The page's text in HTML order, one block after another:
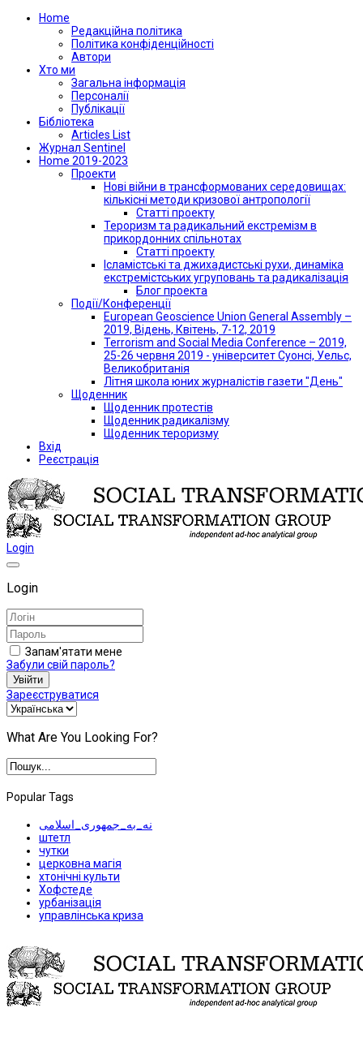
Home
Редакційна політика
Політика конфіденційності
Автори
Хто ми
Загальна інформація
Персоналії
Публікації
Бібліотека
Articles List
Журнал Sentinel
Home 2019-2023
Проекти
Нові війни в трансформованих середовищах:
кількісні методи кризової антропології
Статті проекту
Тероризм та радикальний екстремізм в
прикордонних спільнотах
Статті проекту
Ісламістські та джихадистські рухи, динаміка
екстремістських угруповань та радикалізація
Блог проекта
Події/Конференції
European Geoscience Union General Assembly –
2019, Відень, Квітень, 7-12, 2019
Terrorism and Social Media Conference – 2019,
25-26 червня 2019 - університет Суонсі, Уельс,
Великобританія
Літня школа юних журналістів газети "День"
Щоденник
Щоденник протестів
Щоденник радикалізму
Щоденник тероризму
Вхід
Реєстрація
Login
Login
Запам'ятати мене
Забули свій пароль?
Увійти
Зареєструватися
What Are You Looking For?
Popular Tags
نه_به_جمهوری_اسلامی
штетл
чутки
церковна магія
хтонічні культи
Хофстеде
урбанізація
управлінська криза